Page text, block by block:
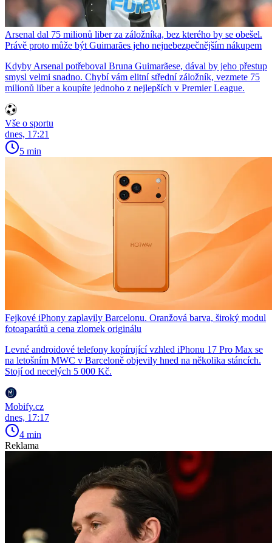
Arsenal dal 75 milionů liber za záložníka, bez kterého by se obešel.
Právě proto může být Guimarães jeho nejnebezpečnějším nákupem
Kdyby Arsenal potřeboval Bruna Guimarãese, dával by jeho přestup
smysl velmi snadno. Chybí vám elitní střední záložník, vezmete 75
milionů liber a koupíte jednoho z nejlepších v Premier League.
Vše o sportu
dnes, 17:21
5 min
Fejkové iPhony zaplavily Barcelonu. Oranžová barva, široký modul
fotoaparátů a cena zlomek originálu
Levné androidové telefony kopírující vzhled iPhonu 17 Pro Max se
na letošním MWC v Barceloně objevily hned na několika stáncích.
Stojí od necelých 5 000 Kč.
Mobify.cz
dnes, 17:17
4 min
Reklama